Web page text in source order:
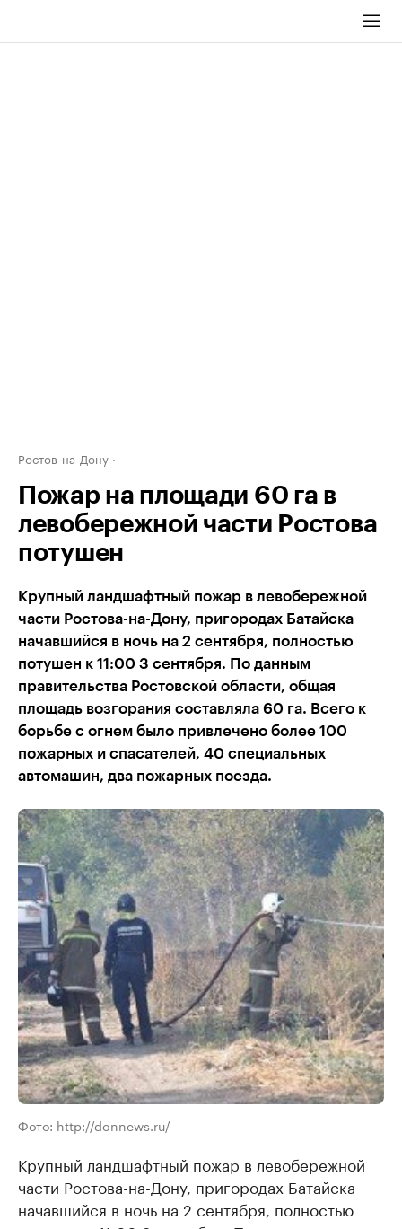
Ростов-на-Дону
Пожар на площади 60 га в
левобережной части Ростова
потушен
Крупный ландшафтный пожар в левобережной
части Ростова-на-Дону, пригородах Батайска
начавшийся в ночь на 2 сентября, полностью
потушен к 11:00 3 сентября. По данным
правительства Ростовской области, общая
площадь возгорания составляла 60 га. Всего к
борьбе с огнем было привлечено более 100
пожарных и спасателей, 40 специальных
автомашин, два пожарных поезда.
Фото: http://donnews.ru/
Крупный ландшафтный пожар в левобережной
части Ростова-на-Дону, пригородах Батайска
начавшийся в ночь на 2 сентября, полностью